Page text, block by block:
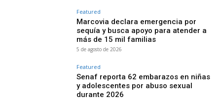
Featured
Marcovia declara emergencia por
sequía y busca apoyo para atender a
más de 15 mil familias
5 de agosto de 2026
Featured
Senaf reporta 62 embarazos en niñas
y adolescentes por abuso sexual
durante 2026